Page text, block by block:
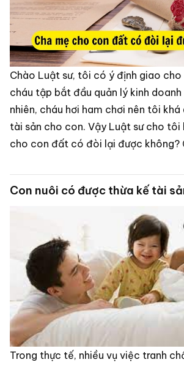
Chào Luật sư, tôi có ý định giao
cháu tập bắt đầu quản lý kinh doanh
nhiên, cháu hơi ham chơi nên tôi
tài sản cho con. Vậy Luật sư cho tôi
cho con đất có đòi lại được không?
Con nuôi có được thừa kế tài
Trong thực tế, nhiều vụ việc tranh